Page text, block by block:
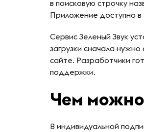
в поисковую строчку
Приложение доступно в
Сервис Зеленый Звук
загрузки сначала
сайте. Разработчики
поддержки.
Чем можно
В индивидуальной